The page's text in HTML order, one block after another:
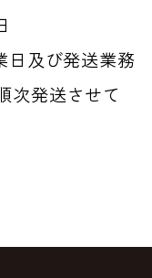
日及び発送業務
次発送させて